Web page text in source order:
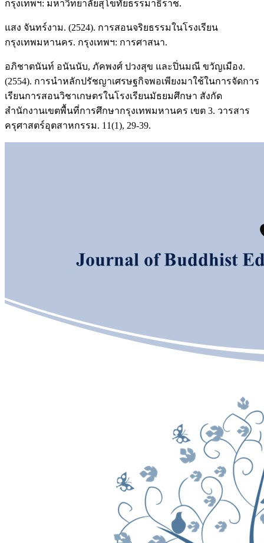
กรุงเทพฯ: มหาวิทยาลัยสุโขทัยธรรมาธิราช.
แสง จันทร์งาม. (2524). การสอนจริยธรรมในโรงเรียน
กรุงเทพมหานคร. กรุงเทพฯ: การศาสนา.
อภิชาตนันท์ อนันนับ, ภัคพงศ์ ปวงสุข และปิ่นมณี ขวัญเมือง.
(2554). การนำหลักปรัชญาเศรษฐกิจพอเพียงมาใช้ในการจัดการ
เรียนการสอนวิชาเกษตรในโรงเรียนมัธยมศึกษา สังกัด
สำนักงานเขตพื้นที่การศึกษากรุงเทพมหานคร เขต 3. วารสาร
ครุศาสตร์อุตสาหกรรม. 11(1), 29-39.